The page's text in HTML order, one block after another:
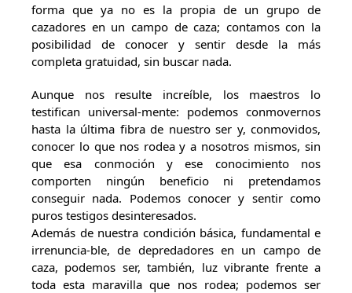
forma que ya no es la propia de un grupo de
cazadores en un campo de caza; contamos con la
posibilidad de conocer y sentir desde la más
completa gratuidad, sin buscar nada.
Aunque nos resulte increíble, los maestros lo
testifican universal-mente: podemos conmovernos
hasta la última fibra de nuestro ser y, conmovidos,
conocer lo que nos rodea y a nosotros mismos, sin
que esa conmoción y ese conocimiento nos
comporten ningún beneficio ni pretendamos
conseguir nada. Podemos conocer y sentir como
puros testigos desinteresados.
Además de nuestra condición básica, fundamental e
irrenuncia-ble, de depredadores en un campo de
caza, podemos ser, también, luz vibrante frente a
toda esta maravilla que nos rodea; podemos ser